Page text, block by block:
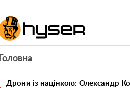
Головна
Дрони із націнкою: Олександр